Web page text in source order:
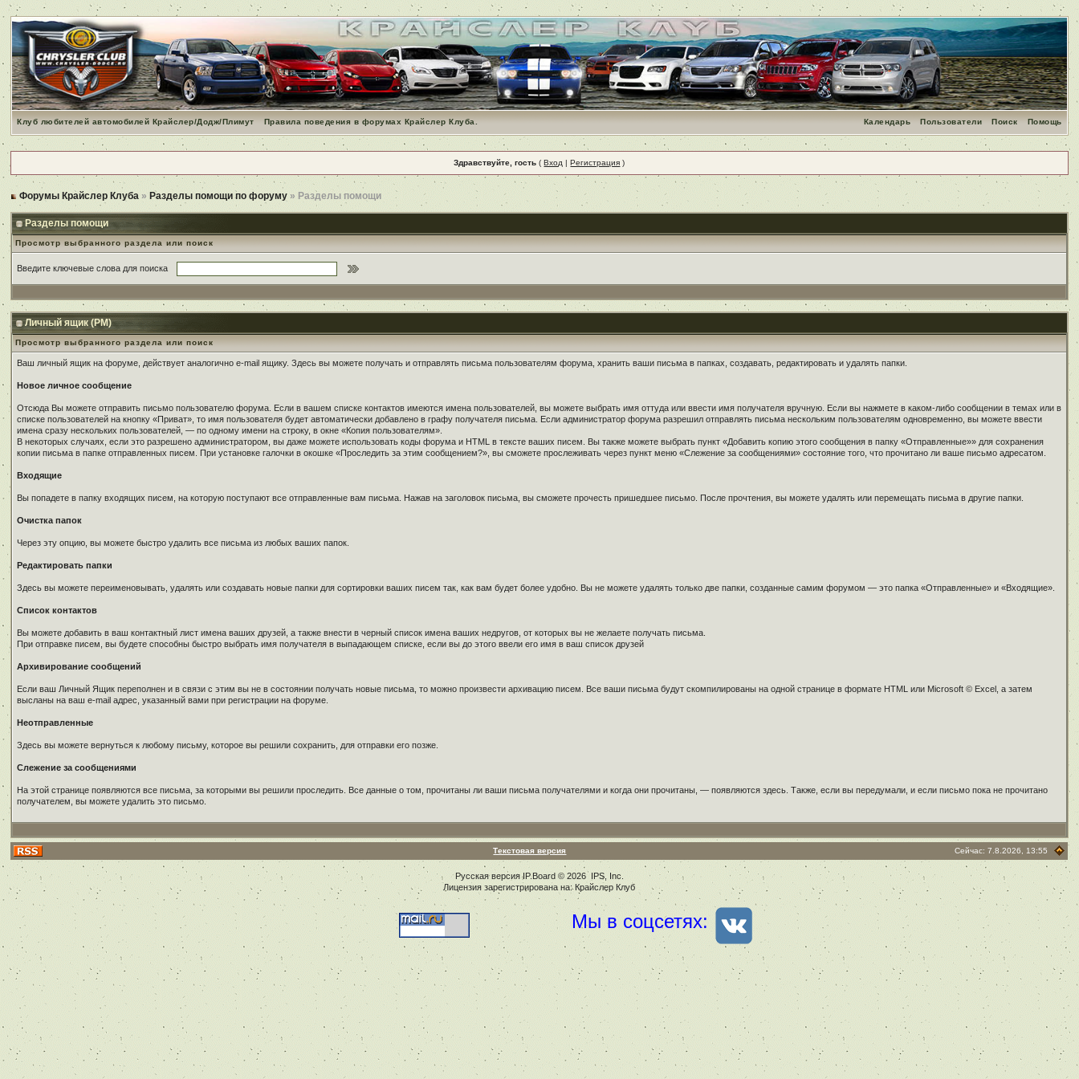
Клуб любителей автомобилей Крайслер/Додж/Плимут Правила поведения в форумах Крайслер Клуба. Помощь
Поиск
Пользователи
Календарь
Здравствуйте, гость (Вход |Регистрация )
Форумы Крайслер Клуба »Разделы помощи по форуму » Разделы помощи
Разделы помощи
Просмотр выбранного раздела или поиск
Введите ключевые слова для поиска
Личный ящик (PM)
Просмотр выбранного раздела или поиск
Ваш личный ящик на форуме, действует аналогично e-mail ящику. Здесь вы можете получать и отправлять письма пользователям форума, хранить ваши письма в папках, создавать, редактировать и удалять папки.
Новое личное сообщение
Отсюда Вы можете отправить письмо пользователю форума. Если в вашем списке контактов имеются имена пользователей, вы можете выбрать имя оттуда или ввести имя получателя вручную. Если вы нажмете в каком-либо сообщении в темах или в
списке пользователей на кнопку «Приват», то имя пользователя будет автоматически добавлено в графу получателя письма. Если администратор форума разрешил отправлять письма нескольким пользователям одновременно, вы можете ввести
имена сразу нескольких пользователей, — по одному имени на строку, в окне «Копия пользователям».
В некоторых случаях, если это разрешено администратором, вы даже можете использовать коды форума и HTML в тексте ваших писем. Вы также можете выбрать пункт «Добавить копию этого сообщения в папку «Отправленные»» для сохранения
копии письма в папке отправленных писем. При установке галочки в окошке «Проследить за этим сообщением?», вы сможете прослеживать через пункт меню «Слежение за сообщениями» состояние того, что прочитано ли ваше письмо адресатом.
Входящие
Вы попадете в папку входящих писем, на которую поступают все отправленные вам письма. Нажав на заголовок письма, вы сможете прочесть пришедшее письмо. После прочтения, вы можете удалять или перемещать письма в другие папки.
Очистка папок
Через эту опцию, вы можете быстро удалить все письма из любых ваших папок.
Редактировать папки
Здесь вы можете переименовывать, удалять или создавать новые папки для сортировки ваших писем так, как вам будет более удобно. Вы не можете удалять только две папки, созданные самим форумом — это папка «Отправленные» и «Входящие».
Список контактов
Вы можете добавить в ваш контактный лист имена ваших друзей, а также внести в черный список имена ваших недругов, от которых вы не желаете получать письма.
При отправке писем, вы будете способны быстро выбрать имя получателя в выпадающем списке, если вы до этого ввели его имя в ваш список друзей
Архивирование сообщений
Если ваш Личный Ящик переполнен и в связи с этим вы не в состоянии получать новые письма, то можно произвести архивацию писем. Все ваши письма будут скомпилированы на одной странице в формате HTML или Microsoft © Excel, а затем
высланы на ваш e-mail адрес, указанный вами при регистрации на форуме.
Неотправленные
Здесь вы можете вернуться к любому письму, которое вы решили сохранить, для отправки его позже.
Слежение за сообщениями
На этой странице появляются все письма, за которыми вы решили проследить. Все данные о том, прочитаны ли ваши письма получателями и когда они прочитаны, — появляются здесь. Также, если вы передумали, и если письмо пока не прочитано
получателем, вы можете удалить это письмо.
Текстовая версия Сейчас: 7.8.2026, 13:55
Русская версия IP.Board© 2026 IPS, Inc
Лицензия зарегистрирована на: Крайслер Клуб
Мы в соцсетях: